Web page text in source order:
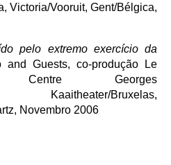
Victoria/Vooruit, Gent/Bélgica,
pelo extremo exercício da
and Guests, co-produção Le
Centre Georges
Kaaitheater/Bruxelas,
Novembro 2006